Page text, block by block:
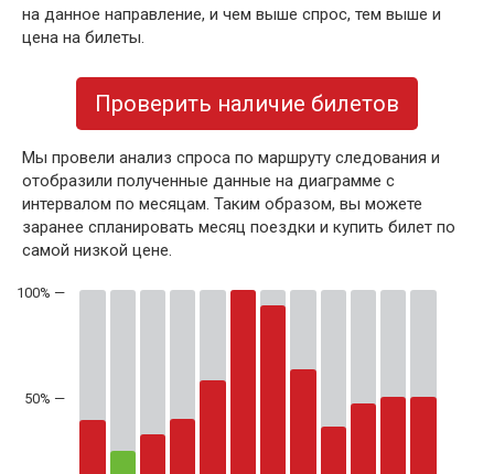
на данное направление, и чем выше спрос, тем выше и
цена на билеты.
Проверить наличие билетов
Мы провели анализ спроса по маршруту следования и
отобразили полученные данные на диаграмме с
интервалом по месяцам. Таким образом, вы можете
заранее спланировать месяц поездки и купить билет по
самой низкой цене.
50% —